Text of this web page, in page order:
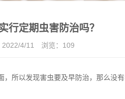
定期虫害防治吗？
2022/4/11 浏览： 109
所以发现害虫要及早防治，那么没